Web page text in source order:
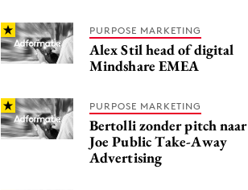
PURPOSE MARKETING
Alex Stil head of digital
Mindshare EMEA
PURPOSE MARKETING
Bertolli zonder pitch naar
Joe Public Take-Away
Advertising